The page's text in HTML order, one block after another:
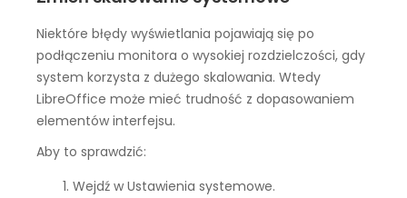
Niektóre błędy wyświetlania pojawiają się po
podłączeniu monitora o wysokiej rozdzielczości, gdy
system korzysta z dużego skalowania. Wtedy
LibreOffice może mieć trudność z dopasowaniem
elementów interfejsu.
Aby to sprawdzić:
Wejdź w Ustawienia systemowe.